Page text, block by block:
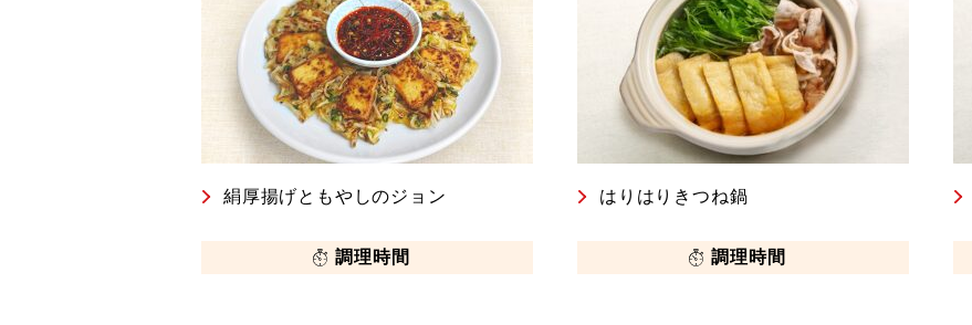
絹厚揚げともやしのジョン
調理時間
はりはりきつね鍋
調理時間